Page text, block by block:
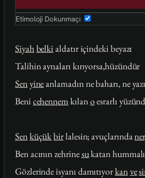
Etimoloji Dokunmaçı
Siyahbelki aldatır içindeki beyazı
Talihin aynaları kırıyorsa,hüzündür
Senyineanlamadın ne baharı, ne yazı
Beni cehennemkılanoesrarlı
Senküçükbirlalesin; avuçlarında
Ben acının zehrinesukatan
Gözlerinde isyanı damıtıyorkanve